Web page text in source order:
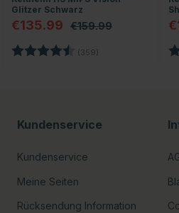
Glitzer Schwarz
€135.99 €159.99
Bewertung: (359) 4.7 von 5 Sternen
Kundenservice
Kundenservice
Meine Seiten
Rücksendung Information